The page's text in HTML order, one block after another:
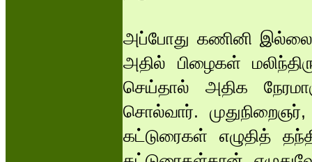
அப்போது கணினி
அதில் பிழைகள்
செய்தால் அதிக
சொல்வார்.
கட்டுரைகள் எழுதித்